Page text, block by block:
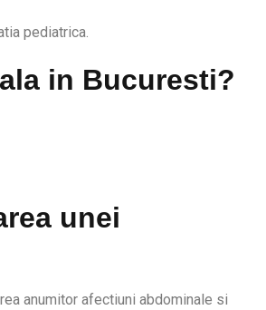
pediatrica.
in Bucuresti?
unei
anumitor afectiuni abdominale si